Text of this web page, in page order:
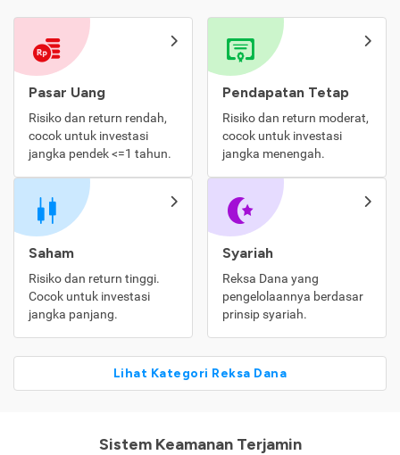
Pasar Uang
Risiko dan return rendah,
cocok untuk investasi
jangka pendek <=1 tahun.
Pendapatan Tetap
Risiko dan return moderat,
cocok untuk investasi
jangka menengah.
Saham
Risiko dan return tinggi.
Cocok untuk investasi
jangka panjang.
Syariah
Reksa Dana yang
pengelolaannya berdasar
prinsip syariah.
Lihat Kategori Reksa Dana
Sistem Keamanan Terjamin